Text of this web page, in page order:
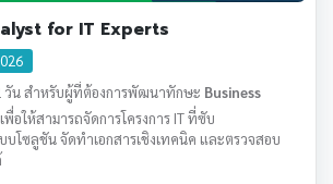
for IT Experts
วัน สำหรับผู้ที่ต้องการพัฒนาทักษะ Business
พื่อให้สามารถจัดการโครงการ IT ที่ซับ
โซลูชัน จัดทำเอกสารเชิงเทคนิค และตรวจสอบ